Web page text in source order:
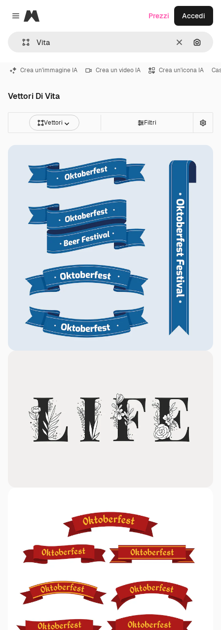
Close menu
Magnific
CancellaCerca
Prezzi Accedi
Crea un'immagine IA Crea un video IA Crea un'icona IA
Vettori Di Vita
Vettori Filtri